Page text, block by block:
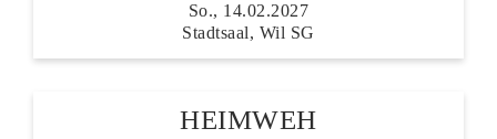
So., 14.02.2027
Stadtsaal, Wil SG
HEIMWEH